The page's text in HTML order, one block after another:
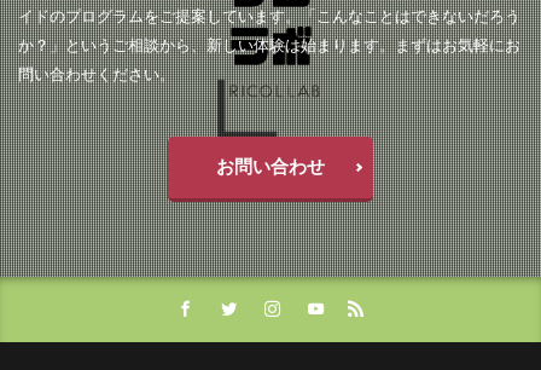
イドのプログラムをご提案しています。「こんなことはできないだろう
か？」というご相談から、新しい体験は始まります。まずはお気軽にお
問い合わせください。
お問い合わせ